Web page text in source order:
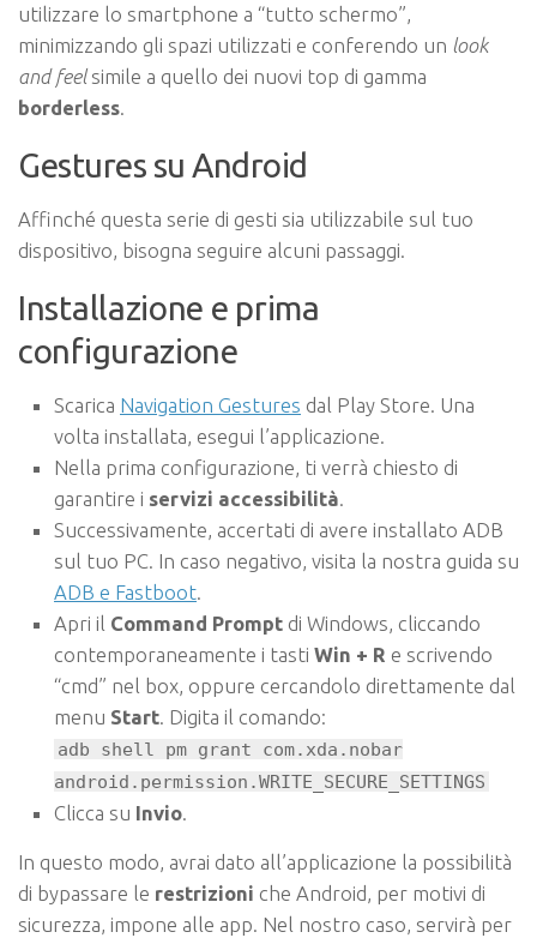
utilizzare lo smartphone a “tutto schermo”,
minimizzando gli spazi utilizzati e conferendo un look
and feelsimile a quello dei nuovi top di gamma
borderless.
Gestures su Android
Affinché questa serie di gesti sia utilizzabile sul tuo
dispositivo, bisogna seguire alcuni passaggi.
Installazione e prima
configurazione
Scarica Navigation Gestures dal Play Store. Una
volta installata, esegui l’applicazione.
Nella prima configurazione, ti verrà chiesto di
garantire i servizi accessibilità
Successivamente, accertati di avere installato ADB
sul tuo PC. In caso negativo, visita la nostra guida su
ADB e Fastboot
Apri il Command Prompt di Windows, cliccando
contemporaneamente i tasti Win + R e scrivendo
“cmd” nel box, oppure cercandolo direttamente dal
menu Start . Digita il comando:
adb shell pm grant com.xda.nobar
android.permission.WRITE_SECURE_SETTINGS
Clicca su Invio
In questo modo, avrai dato all’applicazione la possibilità
di bypassare le restrizioni che Android, per motivi di
sicurezza, impone alle app. Nel nostro caso, servirà per